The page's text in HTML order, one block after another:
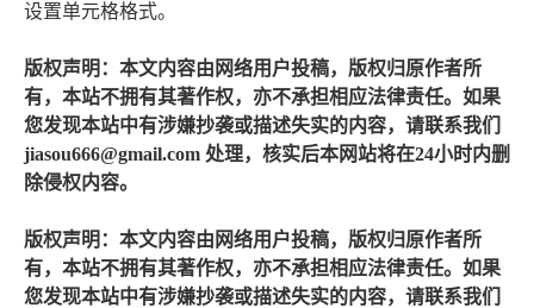
设置单元格格式。
版权声明：本文内容由网络用户投稿，版权归原作者所
有，本站不拥有其著作权，亦不承担相应法律责任。如果
您发现本站中有涉嫌抄袭或描述失实的内容，请联系我们
jiasou666@gmail.com 处理，核实后本网站将在24小时内删
除侵权内容。
版权声明：本文内容由网络用户投稿，版权归原作者所
有，本站不拥有其著作权，亦不承担相应法律责任。如果
您发现本站中有涉嫌抄袭或描述失实的内容，请联系我们